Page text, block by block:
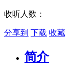
收听人数：
分享到 下载 收藏
简介